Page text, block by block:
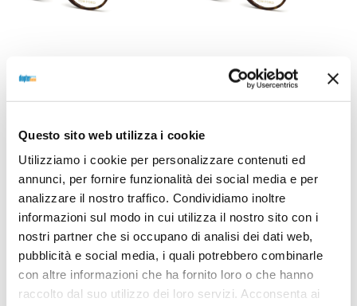
Questo sito web utilizza i cookie
Utilizziamo i cookie per personalizzare contenuti ed
annunci, per fornire funzionalità dei social media e per
analizzare il nostro traffico. Condividiamo inoltre
informazioni sul modo in cui utilizza il nostro sito con i
nostri partner che si occupano di analisi dei dati web,
pubblicità e social media, i quali potrebbero combinarle
con altre informazioni che ha fornito loro o che hanno
raccolto dal suo utilizzo dei loro servizi. Acconsenta ai
OCCHIALI DA VISTA
OCCHIALE DA VISTA TOM
avana scura
270,00€ 202,00 €
Read more
OCCHIALI DA VISTA
OCCHIALE DA VISTA TOM
270,00€ 202,00
Read more
Sold out Sold out